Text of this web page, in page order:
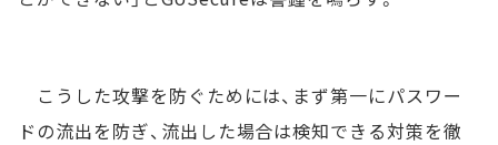
こうした攻撃を防ぐためには、まず第一にパスワー
ドの流出を防ぎ、流出した場合は検知できる対策を徹